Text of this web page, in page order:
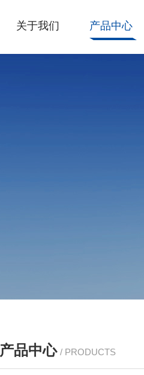
关于我们 产品中心
产品中心 / PRODUCTS